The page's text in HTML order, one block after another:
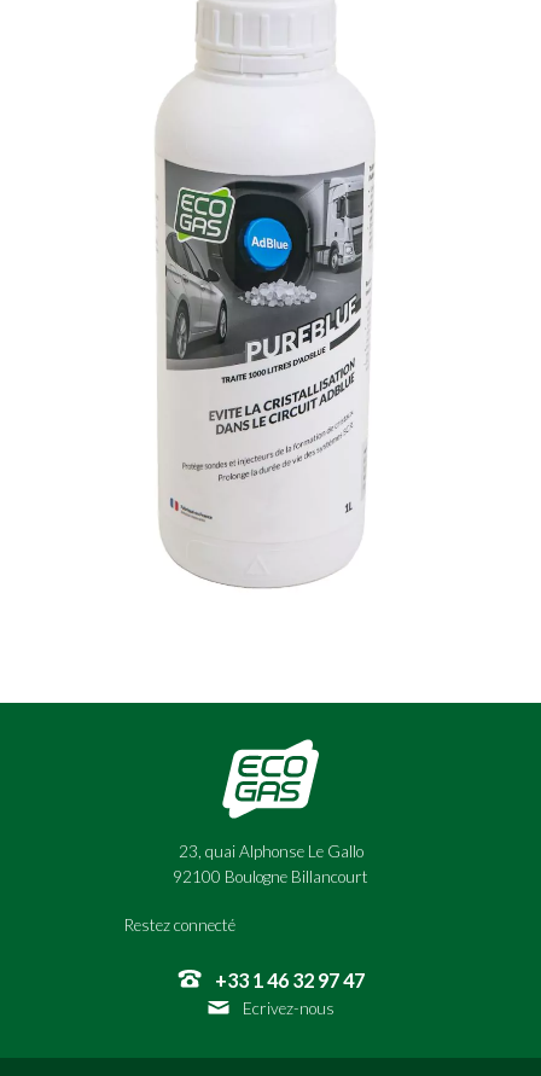
+33 1 46 32 97 47
Ecrivez-nous
Restez connecté
23, quai Alphonse Le Gallo
92100 Boulogne Billancourt